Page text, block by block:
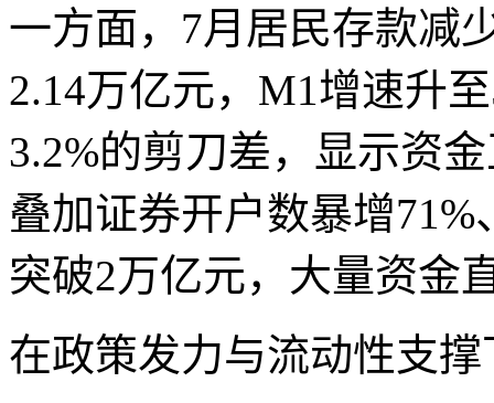
一方面，7月居民存款减
2.14万亿元，M1增速升
3.2%的剪刀差，显示资
叠加证券开户数暴增
突破2万亿元，大量资金
在政策发力与流动性支